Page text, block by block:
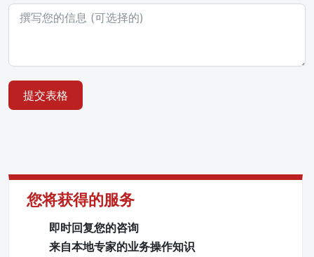
提交表格
您将获得的服务
即时回复您的咨询
来自本地专家的业务操作知识